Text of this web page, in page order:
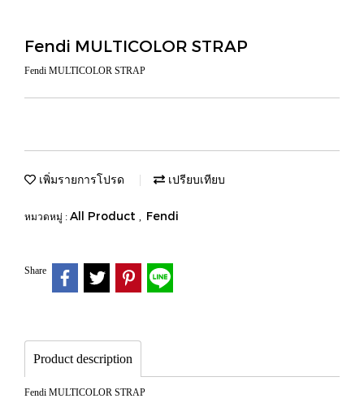
Fendi MULTICOLOR STRAP
Fendi MULTICOLOR STRAP
เพิ่มรายการโปรด เปรียบเทียบ
หมวดหมู่ : All Product , Fendi
Share
Product description
Fendi MULTICOLOR STRAP